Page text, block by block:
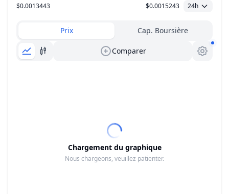
Plage de prix
$0.0013443 $0.0015243 24h
Prix Cap. Boursière
Comparer
Chargement du graphique
Nous chargeons, veuillez patienter.